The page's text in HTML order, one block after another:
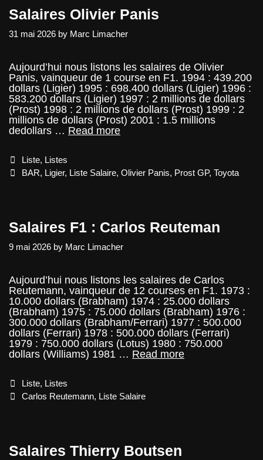
Salaires Olivier Panis
31 mai 2026 by Marc Limacher
Aujourd’hui nous listons les salaires de Olivier
Panis, vainqueur de 1 course en F1. 1994 : 439.200
dollars (Ligier) 1995 : 698.400 dollars (Ligier) 1996 :
583.200 dollars (Ligier) 1997 : 2 millions de dollars
(Prost) 1998 : 2 millions de dollars (Prost) 1999 : 2
millions de dollars (Prost) 2001 : 1.5 millions
dedollars … Read moreSalaires
Categories
Liste, Listes
Tags
BAR, Ligier, Liste Salaire,Olivier Panis, Prost GP,Toyota
Salaires F1 : Carlos Reuteman
9 mai 2026 by Marc Limacher
Aujourd’hui nous listons les salaires de Carlos
Reutemann, vainqueur de 12 courses en F1. 1973 :
10.000 dollars (Brabham) 1974 : 25.000 dollars
(Brabham) 1975 : 75.000 dollars (Brabham) 1976 :
300.000 dollars (Brabham/Ferrari) 1977 : 500.000
dollars (Ferrari) 1978 : 500.000 dollars (Ferrari)
1979 : 750.000 dollars (Lotus) 1980 : 750.000
dollars (Williams) 1981 … Read moreSalaires
Categories
Liste, Listes
Tags
Carlos Reutemann, Liste Salaire
Salaires Thierry Boutsen